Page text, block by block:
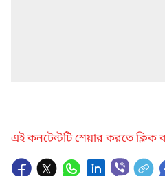
এই কনটেন্টটি শেয়ার করতে